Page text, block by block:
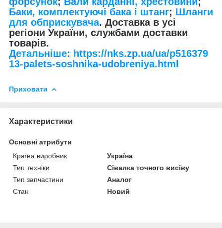
Баки, комплектуючі бака і штанг; Шланги
для обприскувача. Доставка в усі
регіони України, службами доставки
товарів.
Детальніше: https://nks.zp.ua/ua/p516379
13-palets-soshnika-udobreniya.html
Приховати
Характеристики
Основні атрибути
Країна виробник
Україна
Тип техніки
Сівалка точного висіву
Тип запчастини
Аналог
Стан
Новий